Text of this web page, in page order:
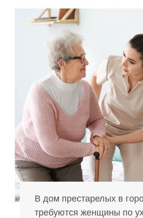
В дом престарелых в
требуются женщины по